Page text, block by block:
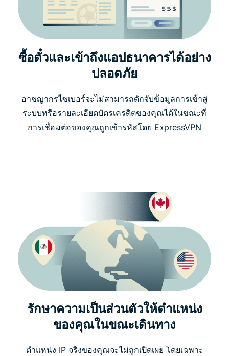
ซื้อตั๋วและเข้าถึงแอปธนาคารได้อย่าง
ปลอดภัย
อาชญากรไซเบอร์จะไม่สามารถดักจับข้อมูลการเข้าสู่
ระบบหรือรายละเอียดบัตรเครดิตของคุณได้ในขณะที่
การเชื่อมต่อของคุณถูกเข้ารหัสโดย ExpressVPN
รักษาความเป็นส่วนตัวให้ตำแหน่ง
ของคุณในขณะเดินทาง
ตำแหน่ง IP จริงของคุณจะไม่ถูกเปิดเผย โดยเฉพาะ